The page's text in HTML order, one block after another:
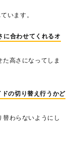
います。
合わせてくれるオ
高さになってしま
の切り替え行うかど
わらないようにし